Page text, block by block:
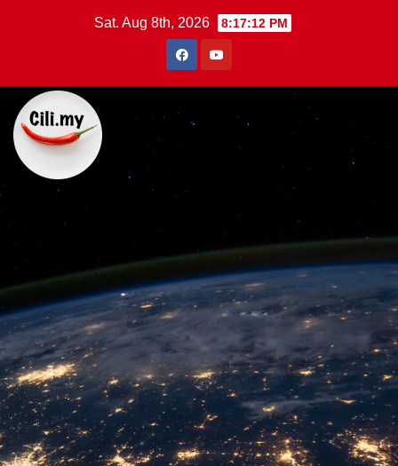
Sat. Aug 8th, 2026 8:17:13 PM